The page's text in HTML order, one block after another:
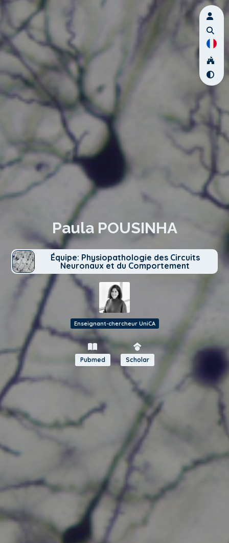
Paula POUSINHA
Équipe: Physiopathologie des Circuits
Neuronaux et du Comportement
Enseignant-chercheur UniCA
Pubmed Scholar